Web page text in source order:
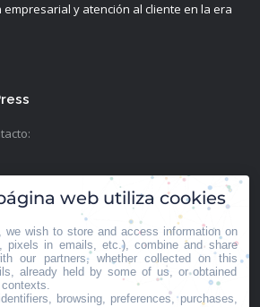
empresarial y atención al cliente en la era
web utiliza cookies
, we wish to store and access information on
pixels in emails, etc.), combine and share
our partners, whether collected on this
already held by some of us, or obtained
browsing, preferences, purchases,